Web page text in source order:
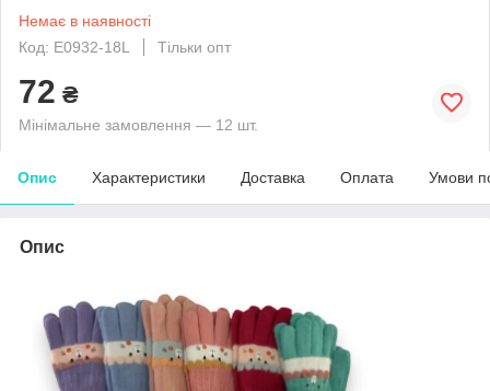
Немає в наявності
Код: E0932-18L
Тільки опт
72 ₴
Мінімальне замовлення — 12 шт.
Опис Характеристики Доставка Оплата Умови
Опис